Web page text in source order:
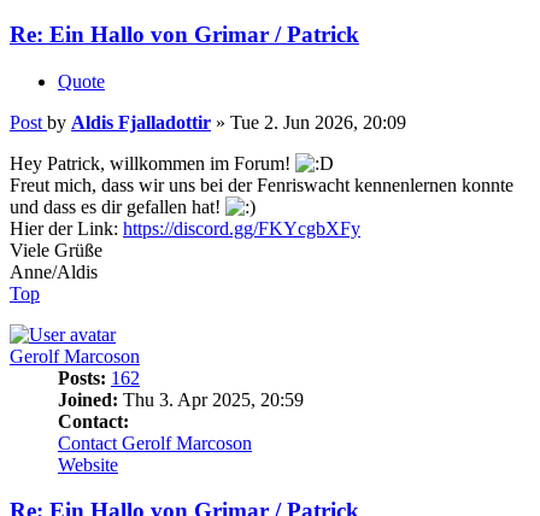
Re: Ein Hallo von Grimar / Patrick
Quote
Post by Aldis Fjalladottir » Tue 2. Jun 2026, 20:09
Hey Patrick, willkommen im Forum!
Freut mich, dass wir uns bei der Fenriswacht kennenlernen konnte
und dass es dir gefallen hat!
Hier der Link: https://discord.gg/FKYcgbXFy
Viele Grüße
Anne/Aldis
Top
Gerolf Marcoson
Posts: 162
Joined: Thu 3. Apr 2025, 20:59
Contact:
Contact Gerolf Marcoson
Website